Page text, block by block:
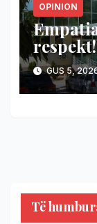
OPINION
respekt!
GUS 5,
Të